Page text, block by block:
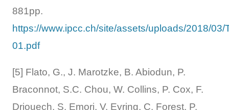
881pp.
https://www.ipcc.ch/site/assets/uploads/2018/03/
01.pdf
[5] Flato, G., J. Marotzke, B. Abiodun, P.
Braconnot, S.C. Chou, W. Collins, P. Cox, F.
Driouech, S. Emori, V. Eyring, C. Forest, P.